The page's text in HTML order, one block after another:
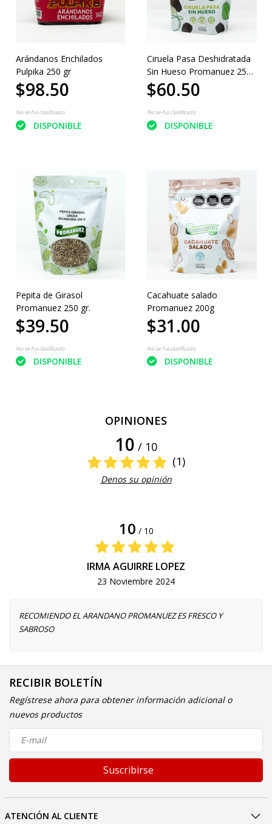
Arándanos Enchilados
Pulpika 250 gr
$98.50
No se ha clasificado
DISPONIBLE
Ciruela Pasa Deshidratada
Sin Hueso Promanuez 250
gr.
$60.50
No se ha clasificado
DISPONIBLE
Pepita de Girasol
Promanuez 250 gr.
$39.50
No se ha clasificado
DISPONIBLE
Cacahuate salado
Promanuez 200g
$31.00
No se ha clasificado
DISPONIBLE
OPINIONES
10 / 10
(1)
Denos su opinión
10 / 10
IRMA AGUIRRE LOPEZ
23 Noviembre 2024
RECOMIENDO EL ARANDANO PROMANUEZ ES FRESCO Y
SABROSO
RECIBIR BOLETÍN
Regístrese ahora para obtener información adicional o
nuevos productos
Suscribirse
ATENCIÓN AL CLIENTE